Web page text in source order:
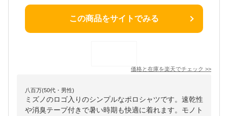
この商品をサイトでみる
価格と在庫を楽天でチェック >>
八百万(50代・男性)
ミズノのロゴ入りのシンプルなポロシャツです。速乾性
や消臭テープ付きで暑い時期も快適に着れます。モノト